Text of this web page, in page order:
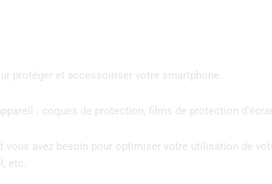
protéger et accessoiriser votre smartphone.
: coques de protection, films de protection
avez besoin pour optimiser votre utilisation de
etc.